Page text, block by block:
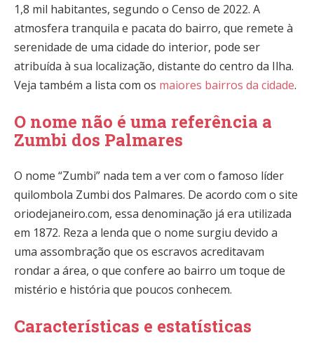
1,8 mil habitantes, segundo o Censo de 2022. A
atmosfera tranquila e pacata do bairro, que remete à
serenidade de uma cidade do interior, pode ser
atribuída à sua localização, distante do centro da Ilha.
Veja também a lista com os maiores bairros da cidade.
O nome não é uma referência a
Zumbi dos Palmares
O nome “Zumbi” nada tem a ver com o famoso líder
quilombola Zumbi dos Palmares. De acordo com o site
oriodejaneiro.com, essa denominação já era utilizada
em 1872. Reza a lenda que o nome surgiu devido a
uma assombração que os escravos acreditavam
rondar a área, o que confere ao bairro um toque de
mistério e história que poucos conhecem.
Características e estatísticas